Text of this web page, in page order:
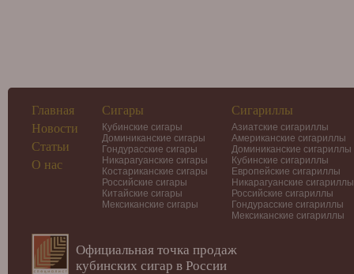
Главная
Новости
Статьи
О нас
Сигары
Кубинские сигары
Доминиканские сигары
Гондурасские сигары
Никарагуанские сигары
Костариканские сигары
Российские сигары
Китайские сигары
Мексиканские сигары
Сигариллы
Азиатские сигариллы
Американские сигариллы
Доминиканские сигариллы
Кубинские сигариллы
Европейские сигариллы
Никарагуанские сигариллы
Российские сигариллы
Гондурасские сигариллы
Мексиканские сигариллы
Официальная точка продаж
кубинских сигар в России